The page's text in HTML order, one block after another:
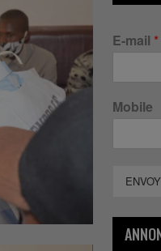
E-mail *
Mobile